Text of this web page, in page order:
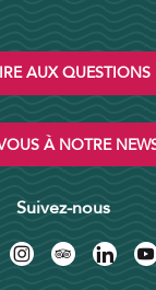
AUX QUESTIONS
À NOTRE
Suivez-nous